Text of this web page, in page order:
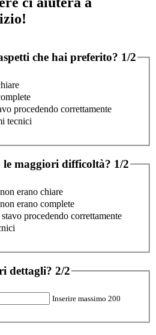
che hai preferito? 1/2
procedendo correttamente
tecnici
maggiori difficoltà? 1/2
erano chiare
erano complete
procedendo correttamente
dettagli? 2/2
Inserire massimo 200